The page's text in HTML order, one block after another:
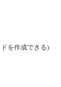
を作成できる)